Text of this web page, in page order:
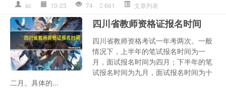
sc 10-23 74 661 文章列表
四川省教师资格证报名时间
四川省教师资格考试一年考两次。一般
情况下，上半年的笔试报名时间为一
月，面试报名时间为四月；下半年的笔
试报名时间为九月，面试报名时间为十
二月。具体的...